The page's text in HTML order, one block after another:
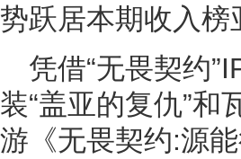
势跃居本期收入榜
凭借“无畏契约
装“盖亚的复仇”和
游《无畏契约:源